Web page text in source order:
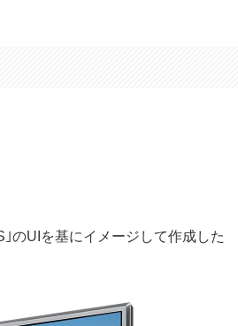
のUIを基にイメージして作成した